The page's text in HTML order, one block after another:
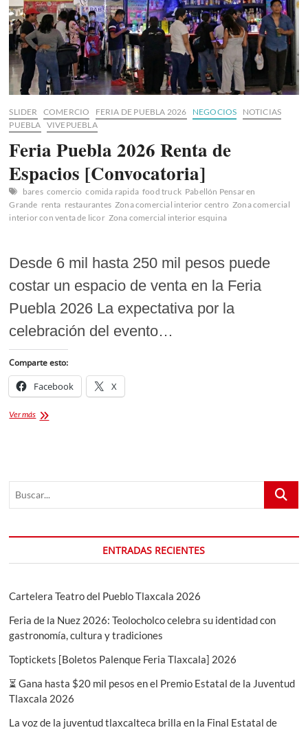
SLIDER COMERCIO FERIA DE PUEBLA 2026 NEGOCIOS
NOTICIAS
PUEBLA VIVEPUEBLA
Feria Puebla 2026 Renta de
Espacios [Convocatoria]
bares comercio comida rapida food truck Pabellón Pensar en
Grande renta restaurantes Zona comercial interior centro Zona comercial
interior con venta de licor Zona comercial interior esquina
Desde 6 mil hasta 250 mil pesos puede
costar un espacio de venta en la Feria
Puebla 2026 La expectativa por la
celebración del evento…
Comparte esto:
Facebook X
Ver másFeria
Buscar...
ENTRADAS RECIENTES
Cartelera Teatro del Pueblo Tlaxcala 2026
Feria de la Nuez 2026: Teolocholco celebra su identidad con
gastronomía, cultura y tradiciones
Toptickets [Boletos Palenque Feria Tlaxcala] 2026
⏳ Gana hasta $20 mil pesos en el Premio Estatal de la Juventud
Tlaxcala 2026
La voz de la juventud tlaxcalteca brilla en la Final Estatal de